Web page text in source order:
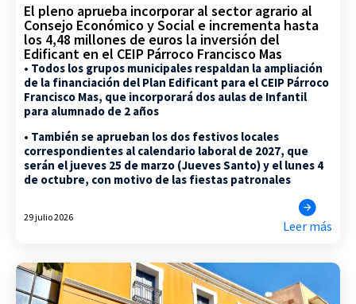
El pleno aprueba incorporar al sector agrario al
Consejo Económico y Social e incrementa hasta
los 4,48 millones de euros la inversión del
Edificant en el CEIP Párroco Francisco Mas
• Todos los grupos municipales respaldan la ampliación
de la financiación del Plan Edificant para el CEIP Párroco
Francisco Mas, que incorporará dos aulas de Infantil
para alumnado de 2 años
• También se aprueban los dos festivos locales
correspondientes al calendario laboral de 2027, que
serán el jueves 25 de marzo (Jueves Santo) y el lunes 4
de octubre, con motivo de las fiestas patronales
29 julio 2026
Leer más